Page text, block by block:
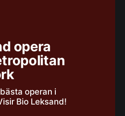
opera
operan i
Bio Leksand!